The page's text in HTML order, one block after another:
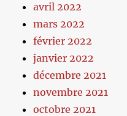
avril 2022
mars 2022
février 2022
janvier 2022
décembre 2021
novembre 2021
octobre 2021